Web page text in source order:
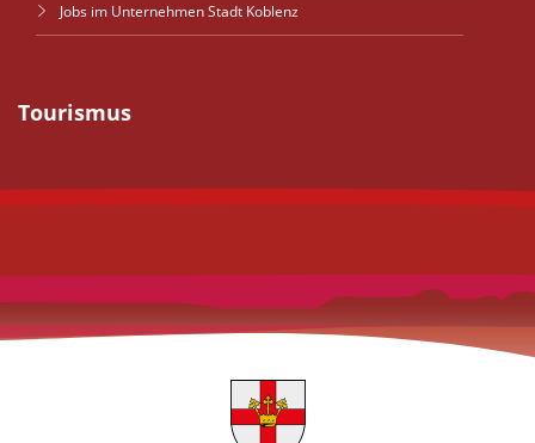
Jobs im Unternehmen Stadt Koblenz
Tourismus